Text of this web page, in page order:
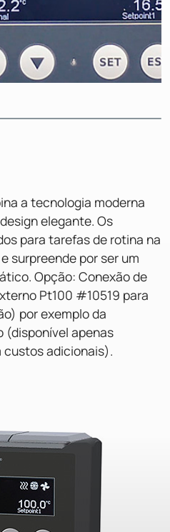
a tecnologia moderna
elegante. Os
para tarefas de rotina na
surpreende por ser um
Opção: Conexão de
Pt100 #10519 para
por exemplo da
(disponível apenas
custos adicionais).